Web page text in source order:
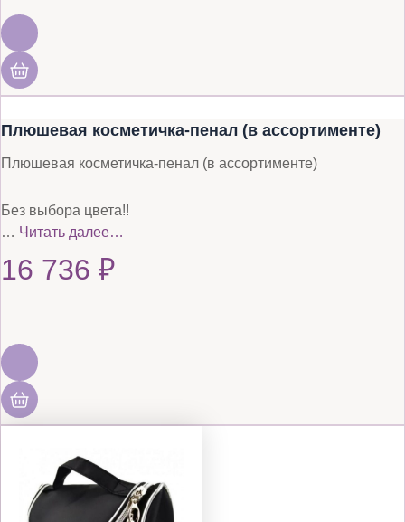
Плюшевая косметичка-пенал (в ассортименте)
Плюшевая косметичка-пенал (в ассортименте)
Без выбора цвета!!
… Читать далее…
16 736 ₽